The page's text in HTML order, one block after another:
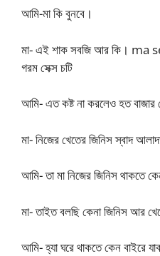
আমি-মা কি বুনবে।
মা- এই শাক সবজি আর কি। ma
গরম সেক্স চটি
আমি- এত কষ্ট না করলেও হত
মা- নিজের খেতের জিনিস স্বাদ
আমি- তা মা নিজের জিনিস থাকতে
মা- তাইত বলছি কেনা জিনিস আর
আমি- হ্যা ঘরে থাকতে কেন বাইরে